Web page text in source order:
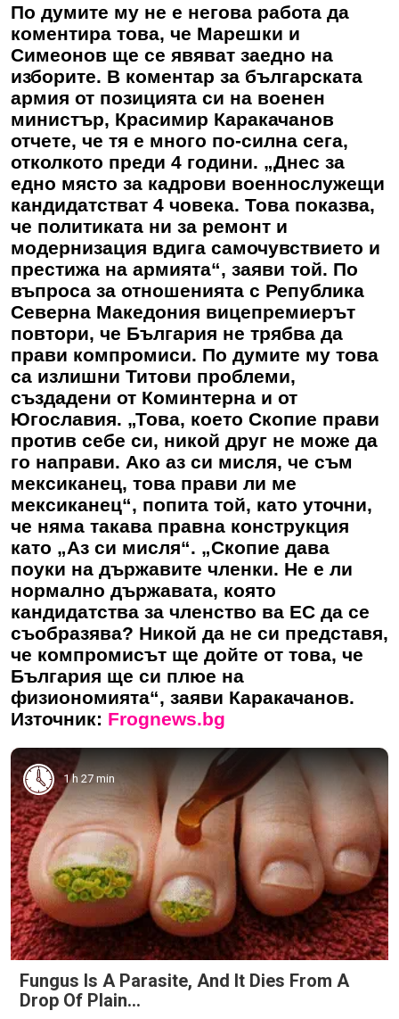
По думите му не е негова работа да
коментира това, че Марешки и
Симеонов ще се явяват заедно на
изборите. В коментар за българската
армия от позицията си на военен
министър, Красимир Каракачанов
отчете, че тя е много по-силна сега,
отколкото преди 4 години. „Днес за
едно място за кадрови военнослужещи
кандидатстват 4 човека. Това показва,
че политиката ни за ремонт и
модернизация вдига самочувствието и
престижа на армията“, заяви той. По
въпроса за отношенията с Република
Северна Македония вицепремиерът
повтори, че България не трябва да
прави компромиси. По думите му това
са излишни Титови проблеми,
създадени от Коминтерна и от
Югославия. „Това, което Скопие прави
против себе си, никой друг не може да
го направи. Ако аз си мисля, че съм
мексиканец, това прави ли ме
мексиканец“, попита той, като уточни,
че няма такава правна конструкция
като „Аз си мисля“. „Скопие дава
поуки на държавите членки. Не е ли
нормално държавата, която
кандидатства за членство ва ЕС да се
съобразява? Никой да не си представя,
че компромисът ще дойте от това, че
България ще си плюе на
физиономията“, заяви Каракачанов.
Източник: Frognews.bg
1 h 27 min
Fungus Is A Parasite, And It Dies From A
Drop Of Plain...